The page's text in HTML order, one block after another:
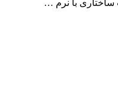
ساختاری با نرم …